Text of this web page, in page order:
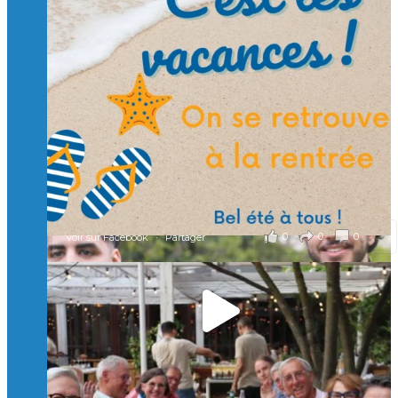
🙏 Soutenez l’Isep via la taxe d’apprentissage 2026
et contribuons ensemble à former les générations
d’ingénieurs de demain. 🙏
Merci à tous !
🎯 Taxe d’apprentissage 2026 : avec l'Isep, investissez pour
un numérique au service de l'humain !
À l’Isep, nous formons des ingénieurs, des bachelors, des
Mastères Spécialisés, qui allient excellence technologique et
valeurs humaines, au cœur de notre pro
...Voir plus
il y a 2 mois
0 0 0
Voir sur Facebook · Partager
🚀Afterwork à Genève 🚀
🥳 Le 22 avril dernier, 14 Alumni vivant / travaillant
en Suisse ont partagé un moment convivial de
retrouvailles et d'échanges !